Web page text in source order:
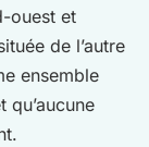
ouest et
de l’autre
ensemble
qu’aucune